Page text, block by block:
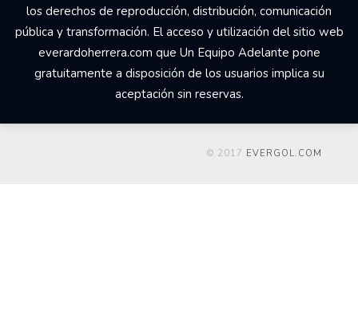
los derechos de reproducción, distribución, comunicación
pública y transformación. El acceso y utilización del sitio web
everardoherrera.com que Un Equipo Adelante pone
gratuitamente a disposición de los usuarios implica su
aceptación sin reservas.
© 2017 EVERGOL.COM